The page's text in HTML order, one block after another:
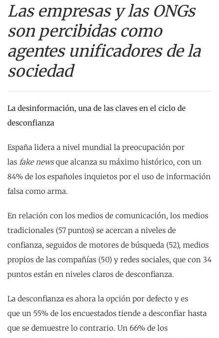
Las empresas y las ONGs
son percibidas como
agentes unificadores de la
sociedad
La desinformación, una de las claves en el ciclo de
desconfianza
España lidera a nivel mundial la preocupación por
las fake newsque alcanza su máximo histórico, con un
84% de los españoles inquietos por el uso de información
falsa como arma.
En relación con los medios de comunicación, los medios
tradicionales (57 puntos) se acercan a niveles de
confianza, seguidos de motores de búsqueda (52), medios
propios de las compañías (50) y redes sociales, que con 34
puntos están en niveles claros de desconfianza.
La desconfianza es ahora la opción por defecto y es
que un 55% de los encuestados tiende a desconfiar hasta
que se demuestre lo contrario. Un 66% de los